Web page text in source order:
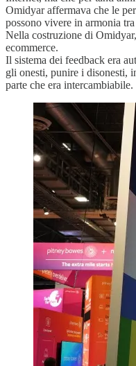
Omidyar affermava che le
possono vivere in armonia
Nella costruzione di Omidyar,
ecommerce.
Il sistema dei feedback era
gli onesti, punire i disonesti,
parte che era intercambiabile.